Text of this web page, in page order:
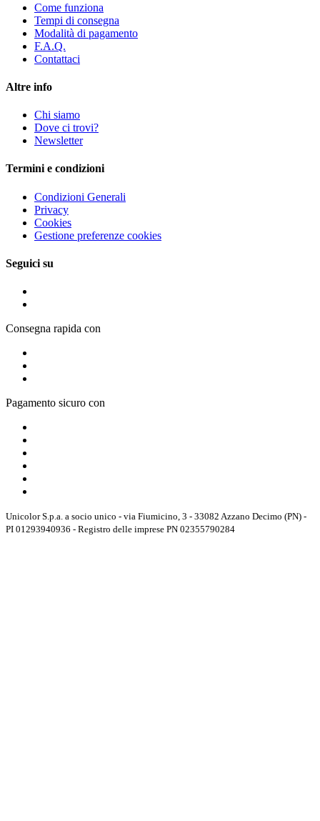
Come funziona
Tempi di consegna
Modalità di pagamento
F.A.Q.
Contattaci
Altre info
Chi siamo
Dove ci trovi?
Newsletter
Termini e condizioni
Condizioni Generali
Privacy
Cookies
Gestione preferenze cookies
Seguici su
Consegna rapida con
Pagamento sicuro con
Unicolor S.p.a. a socio unico - via Fiumicino, 3 - 33082 Azzano Decimo (PN) -
PI 01293940936 - Registro delle imprese PN 02355790284